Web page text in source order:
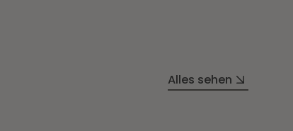
Alles sehen